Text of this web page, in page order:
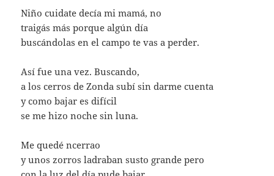
Niño cuidate decía mi mamá, no
traigás más porque algún día
buscándolas en el campo te vas a perder.
Así fue una vez. Buscando,
a los cerros de Zonda subí sin darme cuenta
y como bajar es difícil
se me hizo noche sin luna.
Me quedé ncerrao
y unos zorros ladraban susto grande pero